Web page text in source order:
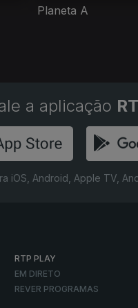
Planeta A
a aplicação
iOS, Android, Apple TV,
RTP PLAY
EM DIRETO
REVER PROGRAMAS